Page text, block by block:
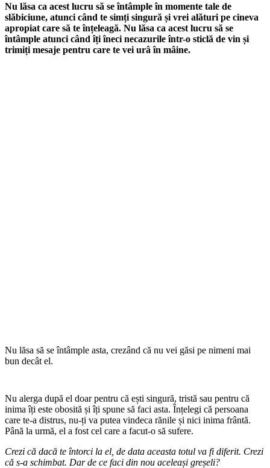
Nu lăsa ca acest lucru să se întâmple în momente tale de
slăbiciune, atunci când te simți singură și vrei alături pe cineva
apropiat care să te înțeleagă. Nu lăsa ca acest lucru să se
întâmple atunci când îți îneci necazurile într-o sticlă de vin și
trimiți mesaje pentru care te vei urâ în mâine.
Nu lăsa să se întâmple asta, crezând că nu vei găsi pe nimeni mai
bun decât el.
Nu alerga după el doar pentru că ești singură, tristă sau pentru că
inima îți este obosită și îți spune să faci asta. Înțelegi că persoana
care te-a distrus, nu-ți va putea vindeca rănile și nici inima frântă.
Până la urmă, el a fost cel care a facut-o să sufere.
Crezi că dacă te întorci la el, de data aceasta totul va fi diferit. Crezi
că s-a schimbat. Dar de ce faci din nou aceleași greșeli?